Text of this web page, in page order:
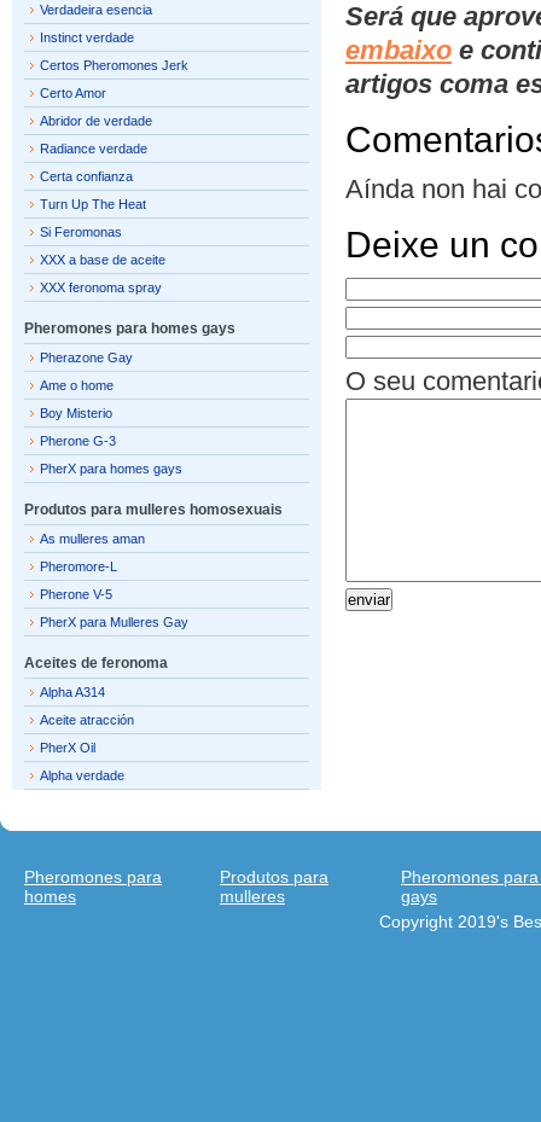
Será que
embaixo e
artigos coma
Aínda non hai
Deixe un
O seu
Verdadeira esencia
Instinct verdade
Certos Pheromones Jerk
Certo Amor
Abridor de verdade
Radiance verdade
Certa confianza
Turn Up The Heat
Si Feromonas
XXX a base de aceite
XXX feronoma spray
Pheromones para homes gays
Pherazone Gay
Ame o home
Boy Misterio
Pherone G-3
PherX para homes gays
Produtos para mulleres homosexuais
As mulleres aman
Pheromore-L
Pherone V-5
PherX para Mulleres Gay
Aceites de feronoma
Alpha A314
Aceite atracción
PherX Oil
Alpha verdade
Pheromones para
homes
Produtos para
mulleres
Pheromones
gays
Copyright 2019's